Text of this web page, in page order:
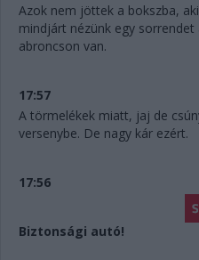
Azok nem jöttek a bokszba,
mindjárt nézünk egy
abroncson van.
17:57
A törmelékek miatt, jaj de
versenybe. De nagy kár ezért.
17:56
Biztonsági autó!